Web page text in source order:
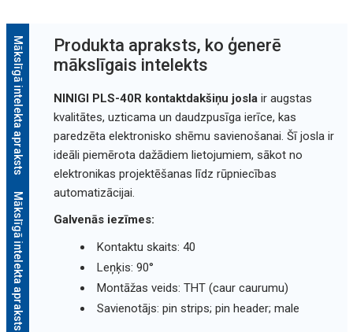
Mākslīgā intelekta apraksts
Mākslīgā intelekta apraksts
Produkta apraksts, ko ģenerē
mākslīgais intelekts
NINIGI PLS-40R kontaktdakšiņu joslair augstas
kvalitātes, uzticama un daudzpusīga ierīce, kas
paredzēta elektronisko shēmu savienošanai. Šī josla ir
ideāli piemērota dažādiem lietojumiem, sākot no
elektronikas projektēšanas līdz rūpniecības
automatizācijai.
Galvenās iezīmes:
Kontaktu skaits: 40
Leņķis: 90°
Montāžas veids: THT (caur caurumu)
Savienotājs: pin strips; pin header; male